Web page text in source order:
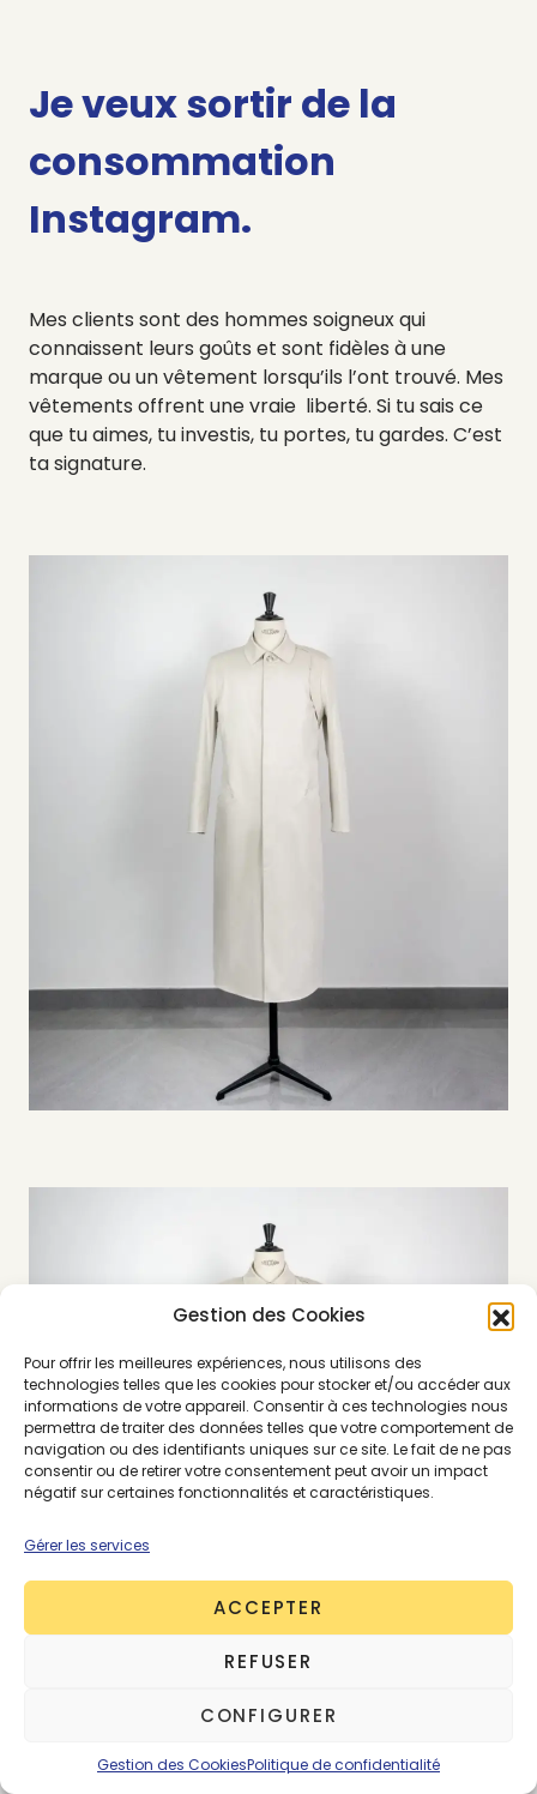
Gestion des Cookies
Pour offrir les meilleures expériences, nous utilisons des
technologies telles que les cookies pour stocker et/ou accéder aux
informations de votre appareil. Consentir à ces technologies nous
permettra de traiter des données telles que votre comportement de
navigation ou des identifiants uniques sur ce site. Le fait de ne pas
consentir ou de retirer votre consentement peut avoir un impact
négatif sur certaines fonctionnalités et caractéristiques.
Gérer les services
ACCEPTER
REFUSER
CONFIGURER
Gestion des CookiesPolitique de confidentialité
Je veux sortir de la
consommation
Instagram.
Mes clients sont des hommes soigneux qui
connaissent leurs goûts et sont fidèles à une
marque ou un vêtement lorsqu’ils l’ont trouvé. Mes
vêtements offrent une vraie liberté. Si tu sais ce
que tu aimes, tu investis, tu portes, tu gardes. C’est
ta signature.